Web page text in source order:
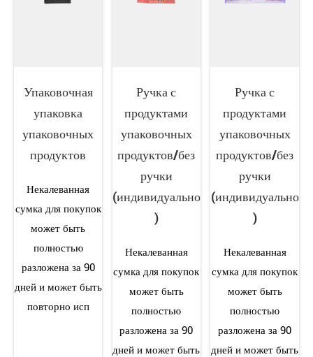
Упаковочная
упаковка
упаковочных
продуктов
Некалеванная
сумка для покупок
может быть
полностью
разложена за 90
дней и может быть
повторно исп
Ручка с
продуктами
упаковочных
продуктов/без
ручки
(индивидуально
)
Некалеванная
сумка для покупок
может быть
полностью
разложена за 90
дней и может быть
Ручка с
продуктами
упаковочных
продуктов/без
ручки
(индивидуально
)
Некалеванная
сумка для покупок
может быть
полностью
разложена за 90
дней и может быть